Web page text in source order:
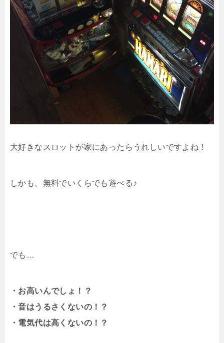
大好きなスロットが家にあったらうれしいですよね！
しかも、無料でいくらでも遊べる♪
でも…
・お高いんでしょ！？
・音はうるさくないの！？
・電気代は高くないの！？